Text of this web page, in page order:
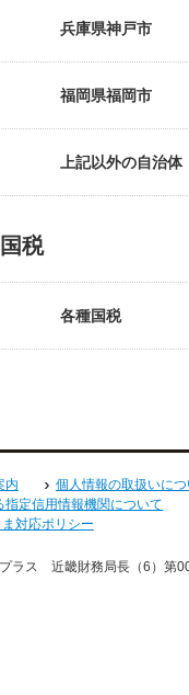
兵庫県神戸市
福岡県福岡市
上記以外の自治
国税
各種国税
内
個人情報の取扱いに
指定信用情報機関について
対応ポリシー
ラス 近畿財務局長（6）